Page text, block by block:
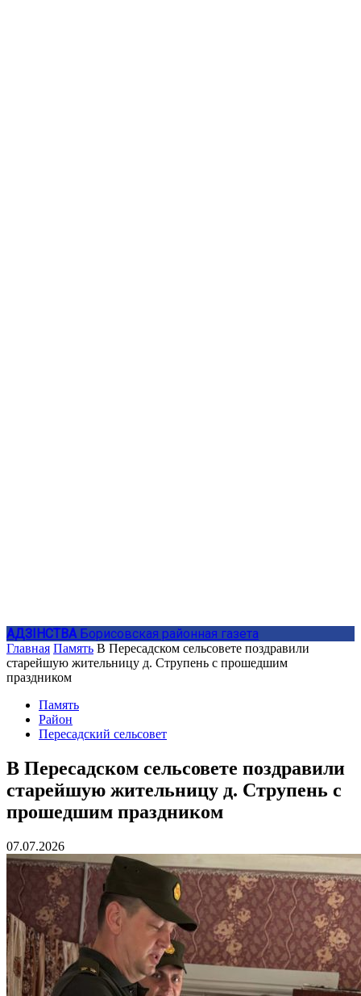
АДЗIНСТВА Борисовская районная газета
Главная Память В Пересадском сельсовете поздравили
старейшую жительницу д. Струпень с прошедшим
праздником
Память
Район
Пересадский сельсовет
В Пересадском сельсовете поздравили
старейшую жительницу д. Струпень с
прошедшим праздником
07.07.2026